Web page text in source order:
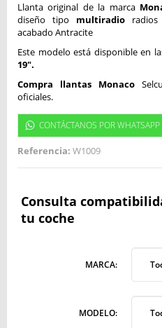
Llanta original de la marca
diseño tipo multiradio
acabado Antracite
Este modelo está disponible en
19".
Compra llantas Monaco
oficiales.
CONTÁCTANOS POR WHATSAPP
Referencia: W1009
Consulta
tu coche
MARCA:
MODELO: